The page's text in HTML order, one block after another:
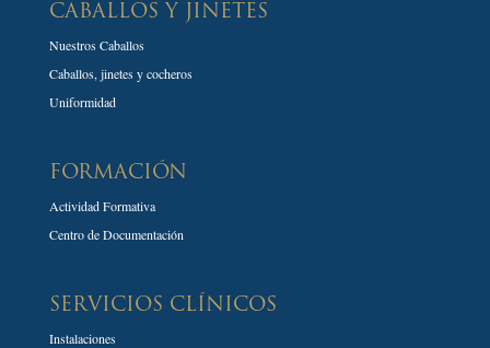
CABALLOS Y JINETES
Nuestros Caballos
Caballos, jinetes y cocheros
Uniformidad
FORMACIÓN
Actividad Formativa
Centro de Documentación
SERVICIOS CLÍNICOS
Instalaciones